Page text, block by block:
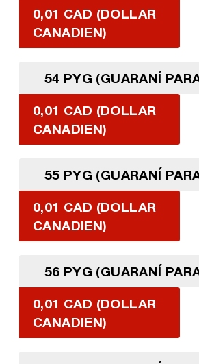
0,01 CAD (DOLLAR
CANADIEN)
54 PYG (GUARANÍ
0,01 CAD (DOLLAR
CANADIEN)
55 PYG (GUARANÍ
0,01 CAD (DOLLAR
CANADIEN)
56 PYG (GUARANÍ
0,01 CAD (DOLLAR
CANADIEN)